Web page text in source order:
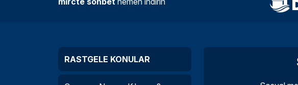
RASTGELE KONULAR